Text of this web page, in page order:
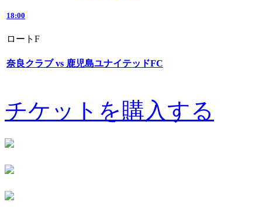
18:00
ロートF
奈良クラブ vs 鹿児島ユナイテッドFC
チケットを購入する